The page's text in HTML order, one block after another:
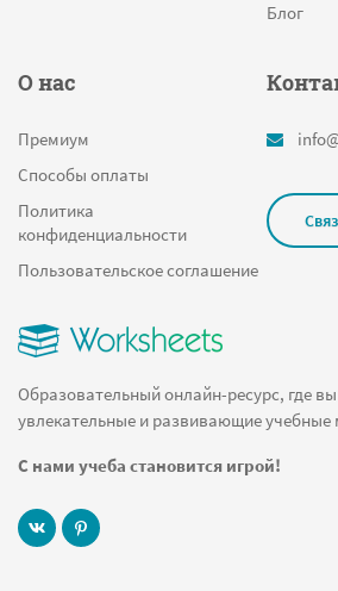
Образовательный онлайн-ресурс, где
увлекательные и развивающие учебные
С нами учеба становится игрой!
Блог
О нас
Премиум
Способы оплаты
Политика
конфиденциальности
Пользовательское соглашение